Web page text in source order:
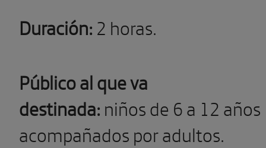
Duración:2 horas.
Público al que va
destinada:niños de 6 a 12 años
acompañados por adultos.